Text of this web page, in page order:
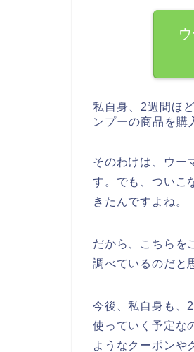
私自身、2週間ほ
ンプーの商品を購
そのわけは、ウー
す。でも、ついこ
きたんですよね。
だから、こちらを
調べているのだと
今後、私自身も、
使っていく予定な
ようなクーポンや